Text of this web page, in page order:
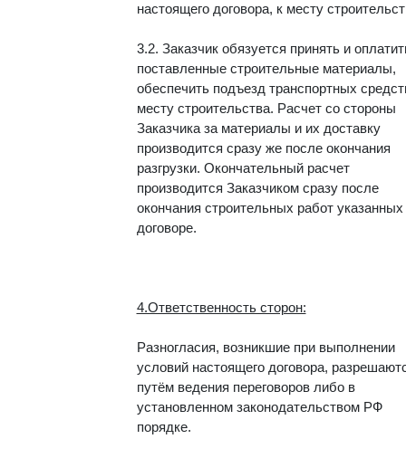
настоящего договора, к месту
3.2. Заказчик обязуется принять и
поставленные строительные материалы,
обеспечить подъезд транспортных
месту строительства. Расчет со стороны
Заказчика за материалы и их доставку
производится сразу же после окончания
разгрузки. Окончательный расчет
производится Заказчиком сразу после
окончания строительных работ указанных
договоре.
4.Ответственность сторон:
Разногласия, возникшие при выполнении
условий настоящего договора,
путём ведения переговоров либо в
установленном законодательством РФ
порядке.